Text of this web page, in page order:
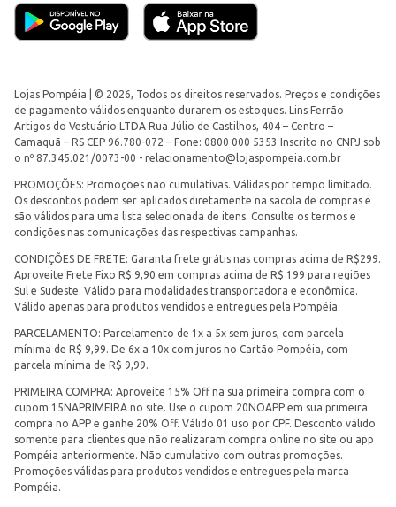
Lojas Pompéia | © 2026, Todos os direitos reservados. Preços e condições
de pagamento válidos enquanto durarem os estoques. Lins Ferrão
Artigos do Vestuário LTDA Rua Júlio de Castilhos, 404 – Centro –
Camaquã – RS CEP 96.780-072 – Fone: 0800 000 5353 Inscrito no CNPJ sob
o nº 87.345.021/0073-00 - relacionamento@lojaspompeia.com.br
PROMOÇÕES: Promoções não cumulativas. Válidas por tempo limitado.
Os descontos podem ser aplicados diretamente na sacola de compras e
são válidos para uma lista selecionada de itens. Consulte os termos e
condições nas comunicações das respectivas campanhas.
CONDIÇÕES DE FRETE: Garanta frete grátis nas compras acima de R$299.
Aproveite Frete Fixo R$ 9,90 em compras acima de R$ 199 para regiões
Sul e Sudeste. Válido para modalidades transportadora e econômica.
Válido apenas para produtos vendidos e entregues pela Pompéia.
PARCELAMENTO: Parcelamento de 1x a 5x sem juros, com parcela
mínima de R$ 9,99. De 6x a 10x com juros no Cartão Pompéia, com
parcela mínima de R$ 9,99.
PRIMEIRA COMPRA: Aproveite 15% Off na sua primeira compra com o
cupom 15NAPRIMEIRA no site. Use o cupom 20NOAPP em sua primeira
compra no APP e ganhe 20% Off. Válido 01 uso por CPF. Desconto válido
somente para clientes que não realizaram compra online no site ou app
Pompéia anteriormente. Não cumulativo com outras promoções.
Promoções válidas para produtos vendidos e entregues pela marca
Pompéia.